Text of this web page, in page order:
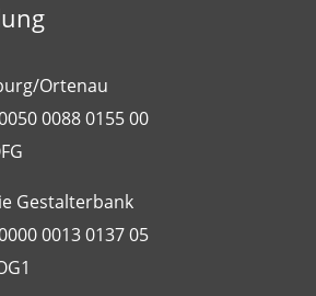
Ortenau
0088 0155 00
Gestalterbank
0013 0137 05